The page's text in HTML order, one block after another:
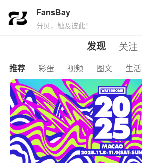
FansBay
分贝，触及彼此！
发现 关注
推荐 彩蛋 视频 图文 生活
下拉刷新